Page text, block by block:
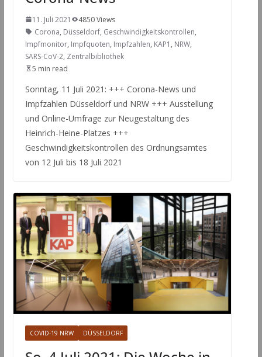
11. Juli 2021
4850 Views
Corona, Düsseldorf, Geschwindigkeitskontrollen,
Impfmonitor, Impfquoten, Impfzahlen, KAP1 , NRW,
SARS-CoV-2, Zentralbibliothek
5 min read
Sonntag, 11 Juli 2021: +++ Corona-News und
Impfzahlen Düsseldorf und NRW +++ Ausstellung
und Online-Umfrage zur Neugestaltung des
Heinrich-Heine-Platzes +++
Geschwindigkeitskontrollen des Ordnungsamtes
von 12 Juli bis 18 Juli 2021
COVID-19 NRW DÜSSELDORF